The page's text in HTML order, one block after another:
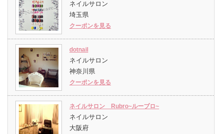
ネイルサロン
埼玉県
クーポンを見る
dotnail
ネイルサロン
神奈川県
クーポンを見る
ネイルサロン Rubro~ルーブロ~
ネイルサロン
大阪府